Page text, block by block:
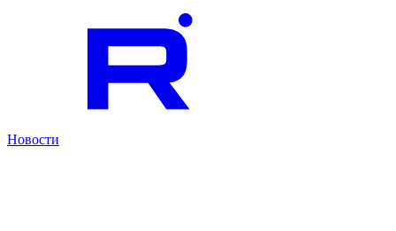
Новости